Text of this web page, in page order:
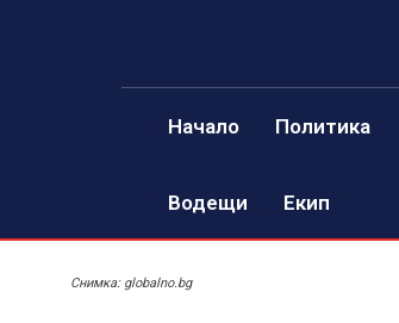
Начало Политика
Водещи Екип
Снимка: globalno.bg